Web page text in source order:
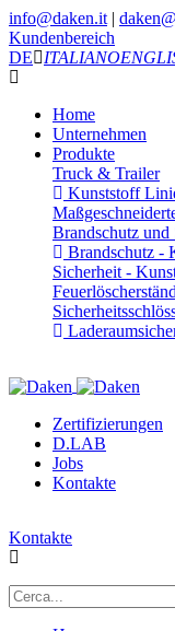
info@daken.it |
Kundenbereich
DE
ITALIANO
Home
Unternehmen
Produkte
Truck & Trailer
Kunststoff
Brandschutz und
Brandschutz -
Sicherheit -
Zertifizierungen
D.LAB
Jobs
Kontakte
Kontakte